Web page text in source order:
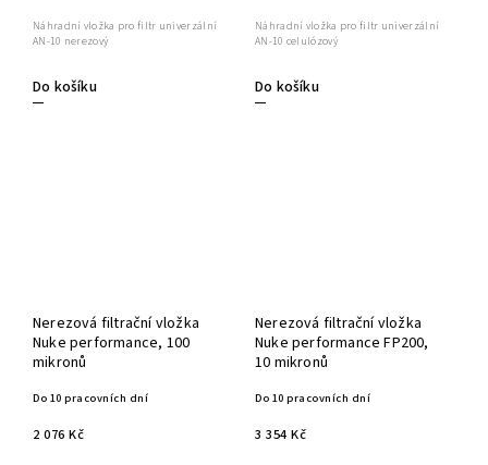
Do košíku
Náhradní vložka pro filtr univerzální
AN-10 nerezový
Do košíku
Náhradní vložka pro filtr univerzální
AN-10 celulózový
Nerezová filtrační vložka
Nuke performance, 100
mikronů
Do 10 pracovních dní
2 076 Kč
Nerezová filtrační vložka
Nuke performance FP200,
10 mikronů
Do 10 pracovních dní
3 354 Kč